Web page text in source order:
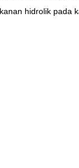
hidrolik pada